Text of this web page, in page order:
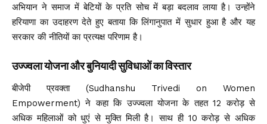
अभियान ने समाज में बेटियों के प्रति सोच में बड़ा बदलाव लाया है। उन्होंने
हरियाणा का उदाहरण देते हुए बताया कि लिंगानुपात में सुधार हुआ है और यह
सरकार की नीतियों का प्रत्यक्ष परिणाम है।
उज्ज्वला योजना और बुनियादी सुविधाओं का विस्तार
बीजेपी प्रवक्ता (Sudhanshu Trivedi on Women
Empowerment) ने कहा कि उज्ज्वला योजना के तहत 12 करोड़ से
अधिक महिलाओं को धुएं से मुक्ति मिली है। साथ ही 10 करोड़ से अधिक